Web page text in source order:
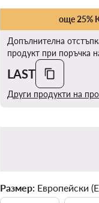
още 25%
Допълнителна
продукт при поръчка
LAST
Други продукти на
Размер: Европейски